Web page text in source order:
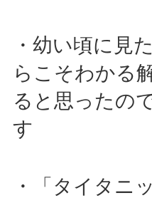
・幼い頃に見
らこそわかる
ると思ったの
す
・「タイタニ